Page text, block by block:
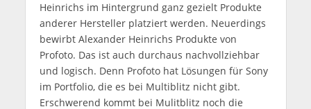
Heinrichs im Hintergrund ganz gezielt Produkte
anderer Hersteller platziert werden. Neuerdings
bewirbt Alexander Heinrichs Produkte von
Profoto. Das ist auch durchaus nachvollziehbar
und logisch. Denn Profoto hat Lösungen für Sony
im Portfolio, die es bei Multiblitz nicht gibt.
Erschwerend kommt bei Mulitblitz noch die